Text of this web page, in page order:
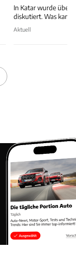
In Katar wurde über
diskutiert. Was kam
Aktuell